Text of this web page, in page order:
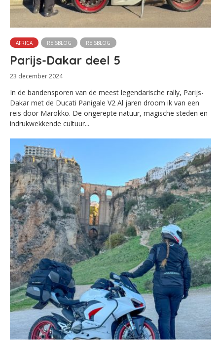
AFRICA REISBLOG REISBLOG
Parijs-Dakar deel 5
23 december 2024
In de bandensporen van de meest legendarische rally, Parijs-
Dakar met de Ducati Panigale V2 Al jaren droom ik van een
reis door Marokko. De ongerepte natuur, magische steden en
indrukwekkende cultuur...